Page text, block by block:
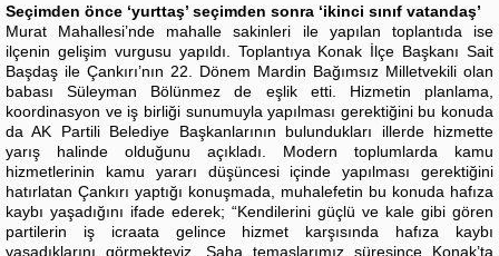
Seçimden önce ‘yurttaş’ seçimden sonra ‘ikinci sınıf vatandaş’
Murat Mahallesi’nde mahalle sakinleri ile yapılan toplantıda ise
ilçenin gelişim vurgusu yapıldı. Toplantıya Konak İlçe Başkanı Sait
Başdaş ile Çankırı’nın 22. Dönem Mardin Bağımsız Milletvekili olan
babası Süleyman Bölünmez de eşlik etti. Hizmetin planlama,
koordinasyon ve iş birliği sunumuyla yapılması gerektiğini bu konuda
da AK Partili Belediye Başkanlarının bulundukları illerde hizmette
yarış halinde olduğunu açıkladı. Modern toplumlarda kamu
hizmetlerinin kamu yararı düşüncesi içinde yapılması gerektiğini
hatırlatan Çankırı yaptığı konuşmada, muhalefetin bu konuda hafıza
kaybı yaşadığını ifade ederek; “Kendilerini güçlü ve kale gibi gören
partilerin iş icraata gelince hizmet karşısında hafıza kaybı
yaşadıklarını görmekteyiz. Saha temaslarımız süresince Konak’ta